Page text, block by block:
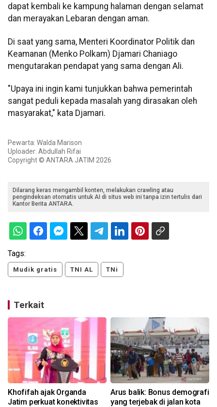
dapat kembali ke kampung halaman dengan selamat
dan merayakan Lebaran dengan aman.
Di saat yang sama, Menteri Koordinator Politik dan
Keamanan (Menko Polkam) Djamari Chaniago
mengutarakan pendapat yang sama dengan Ali.
"Upaya ini ingin kami tunjukkan bahwa pemerintah
sangat peduli kepada masalah yang dirasakan oleh
masyarakat," kata Djamari.
Pewarta: Walda Marison
Uploader: Abdullah Rifai
Copyright © ANTARA JATIM 2026
Dilarang keras mengambil konten, melakukan crawling atau
pengindeksan otomatis untuk AI di situs web ini tanpa izin tertulis dari
Kantor Berita ANTARA.
Tags:
Mudik gratis TNI AL TNi
Terkait
Khofifah ajak Organda
Jatim perkuat konektivitas
Arus balik: Bonus demografi
yang terjebak di jalan kota